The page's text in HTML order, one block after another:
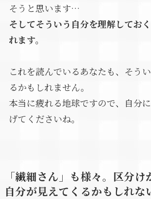
そうと思います…
そしてそういう自分を理解してお
れます。
これを読んでいるあなたも、そう
るかもしれません。
本当に疲れる地球ですので、自分
げてくださいね。
「繊細さん」も様々。区分け
自分が見えてくるかもしれな